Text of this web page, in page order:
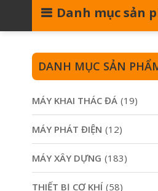
Danh mục sản
DANH MỤC SẢN
MÁY KHAI THÁC ĐÁ (19)
MÁY PHÁT ĐIỆN (12)
MÁY XÂY DỰNG (183)
THIẾT BỊ CƠ KHÍ (58)